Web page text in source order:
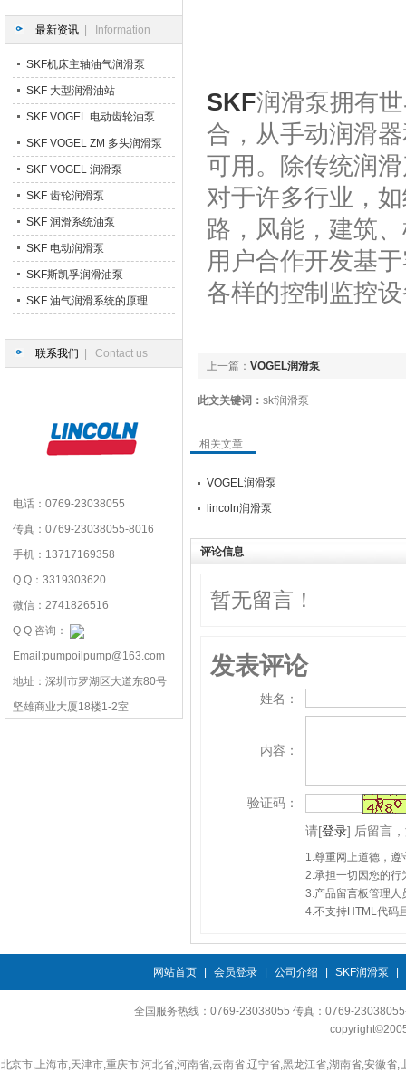
最新资讯 | Information
SKF机床主轴油气润滑泵
SKF 大型润滑油站
SKF VOGEL 电动齿轮油泵
SKF VOGEL ZM 多头润滑泵
SKF VOGEL 润滑泵
SKF 齿轮润滑泵
SKF 润滑系统油泵
SKF 电动润滑泵
SKF斯凯孚润滑油泵
SKF 油气润滑系统的原理
联系我们 | Contact us
电话：0769-23038055
传真：0769-23038055-8016
手机：13717169358
Q Q：3319303620
微信：2741826516
Q Q 咨询：
Email:pumpoilpump@163.com
地址：深圳市罗湖区大道东80号
坚雄商业大厦18楼1-2室
SKF润滑泵拥有
合，从手动润滑
可用。除传统润
对于许多行业，
路，风能，建筑
用户合作开发基
各样的控制监控
上一篇： VOGEL润滑泵
此文关键词： skf润滑泵
相关文章
VOGEL润滑泵
lincoln润滑泵
评论信息
暂无留言！
发表评论
姓名：
内容：
验证码：
请[登录] 后留言
1.尊重网上道德，
2.承担一切因您的行
3.产品留言板管理人
4.不支持HTML代码
网站首页 会员登录 公司介绍 SKF润滑泵
全国服务热线：0769-23038055 传真：0769-
北京市,上海市,天津市,重庆市,河北省,河南省,云南省,辽宁省,黑龙江省,湖南省,安徽